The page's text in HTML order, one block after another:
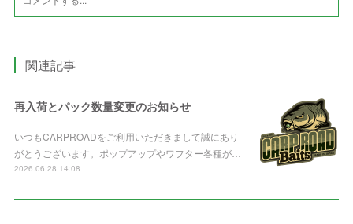
関連記事
再入荷とパック数量変更のお知らせ
いつもCARPROADをご利用いただきまして誠にあり
がとうございます。ポップアップやワフター各種が…
2026.06.28 14:08